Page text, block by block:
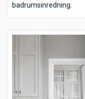
badrumsinredning.